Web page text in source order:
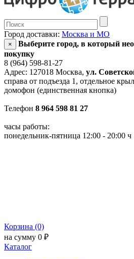
Город доставки: Москва и МО
×
Выберите город, в который
покупку
8 (964) 598-81-27
Адрес: 127018 Москва, ул.
справа от подъезда 1, отдельное
домофон (единственная кнопка)
Телефон 8 964 598 81 27
часы работы:
понедельник-пятница 12:00 - 20:00 ч
Корзина (0)
на сумму 0 ₽
Каталог